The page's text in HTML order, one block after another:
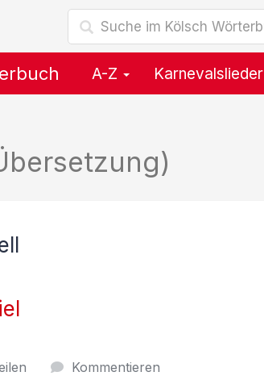
A-Z Karnevalslieder
Kommentieren